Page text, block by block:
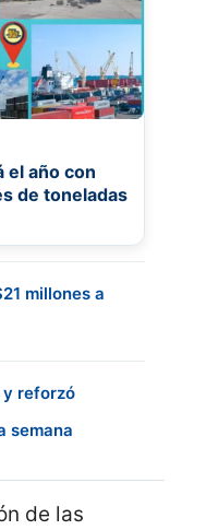
el año con
de toneladas
millones a
y reforzó
semana
de las